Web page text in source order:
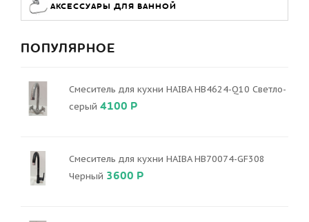
АКСЕССУАРЫ ДЛЯ ВАННОЙ
ПОПУЛЯРНОЕ
Смеситель для кухни HAIBA HB4624-Q10 Светло-
серый 4100 Р
Смеситель для кухни HAIBA HB70074-GF308
Черный 3600 Р